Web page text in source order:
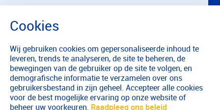
Wij gebruiken cookies om gepersonaliseerde inhoud te
leveren, trends te analyseren, de site te beheren, de
bewegingen van de gebruiker op de site te volgen, en
demografische informatie te verzamelen over ons
gebruikersbestand in zijn geheel. Accepteer alle cookies
voor de best mogelijke ervaring op onze website of
beheer uw voorkeuren. Raadpleeg ons beleid